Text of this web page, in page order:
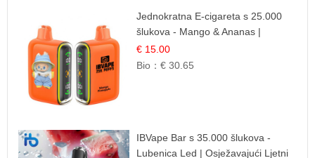
Jednokratna E-cigareta s 25.000
šlukova - Mango & Ananas |
Egzotična Voćna Mješavina
€ 15.00
Bio：€ 30.65
IBVape Bar s 35.000 šlukova -
Lubenica Led | Osježavajući Ljetni